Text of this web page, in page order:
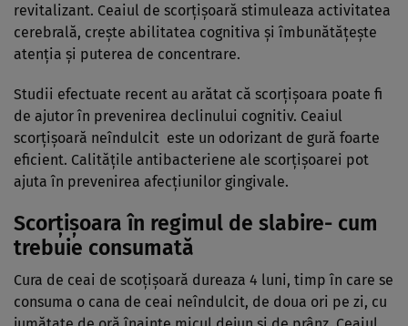
revitalizant. Ceaiul de scorţişoară stimuleaza activitatea
cerebrală, creşte abilitatea cognitiva şi îmbunătăţeşte
atenţia şi puterea de concentrare.
Studii efectuate recent au arătat că scorţişoara poate fi
de ajutor în prevenirea declinului cognitiv. Ceaiul
scorţişoară neîndulcit este un odorizant de gură foarte
eficient. Calităţile antibacteriene ale scorţişoarei pot
ajuta în prevenirea afecţiunilor gingivale.
Scorţişoara în regimul de slabire- cum
trebuie consumată
Cura de ceai de scoţişoară dureaza 4 luni, timp în care se
consuma o cana de ceai neîndulcit, de doua ori pe zi, cu